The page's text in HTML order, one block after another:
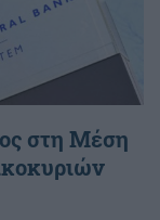
στη Μέση